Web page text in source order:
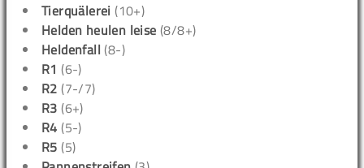
Tierquälerei (10+)
Helden heulen leise (8/8+)
Heldenfall (8-)
R1 (6-)
R2 (7-/7)
R3 (6+)
R4 (5-)
R5 (5)